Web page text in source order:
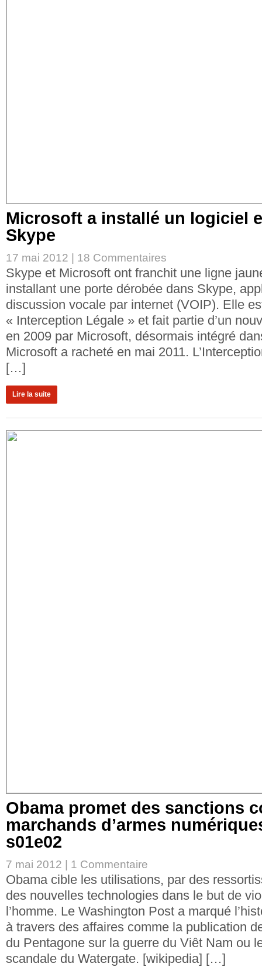
Microsoft a installé un logiciel
Skype
17 mai 2012 | 18 Commentaires
Skype et Microsoft ont franchit une ligne
installant une porte dérobée dans Skype,
discussion vocale par internet (VOIP). Elle
« Interception Légale » et fait partie d’un
en 2009 par Microsoft, désormais intégré
Microsoft a racheté en mai 2011.
[…]
Lire la suite
Obama promet des sanctions
marchands d’armes
s01e02
7 mai 2012 | 1 Commentaire
Obama cible les utilisations, par des
des nouvelles technologies dans le but de
l’homme. Le Washington Post a marqué
à travers des affaires comme la publication
du Pentagone sur la guerre du Viêt Nam ou
scandale du Watergate. [wikipedia] […]